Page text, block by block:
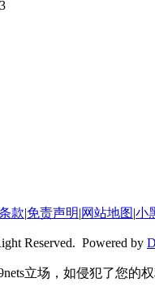
款|免责声明|网站地图|小
Reserved. Powered by
立场，如侵犯了您的